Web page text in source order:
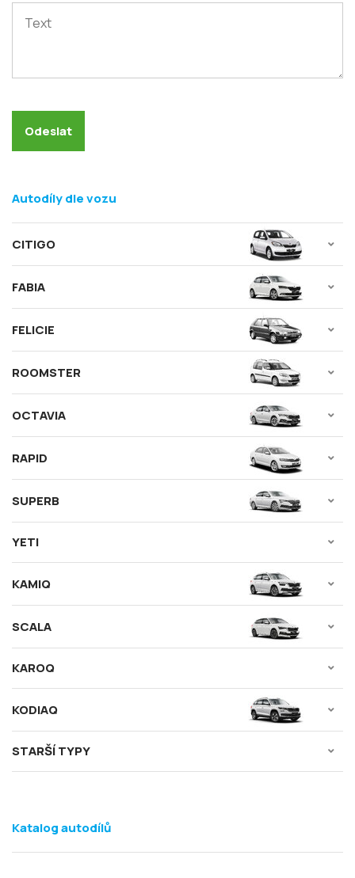
Autodíly dle vozu
CITIGO
FABIA
FELICIE
ROOMSTER
OCTAVIA
RAPID
SUPERB
YETI
KAMIQ
SCALA
KAROQ
KODIAQ
STARŠÍ TYPY
Katalog autodílů